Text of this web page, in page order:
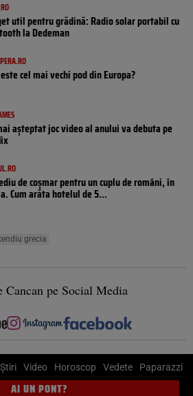
util pentru grădină: Radio solar portabil cu
la Dedeman
cel mai vechi pod din Europa?
așteptat joc video al anului va debuta pe
de coșmar pentru un cuplu de români, în
Cum arăta hotelul de 5...
grecia
Cancan pe Social Media
Știri Video Horoscop Vedete Paparazzi
AI UN PONT?